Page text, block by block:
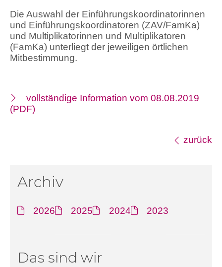
Die Auswahl der Einführungskoordinatorinnen
und Einführungskoordinatoren (ZAV/FamKa)
und Multiplikatorinnen und Multiplikatoren
(FamKa) unterliegt der jeweiligen örtlichen
Mitbestimmung.
vollständige Information vom 08.08.2019
(PDF)
zurück
Archiv
2026 2025 2024 2023
Das sind wir